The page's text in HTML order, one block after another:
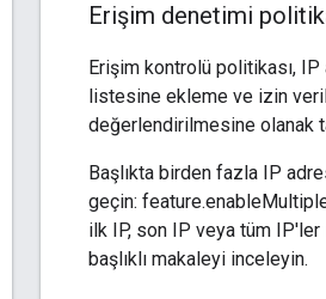
Erişim denetimi
Erişim kontrolü politikası,
listesine ekleme ve izin
değerlendirilmesine olanak
Başlıkta birden fazla IP
geçin:
ilk IP, son IP veya tüm IP'ler
başlıklı makaleyi inceleyin.